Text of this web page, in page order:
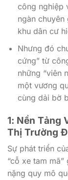
công nghiệp
ngàn
khu dân cư
Nhưng đó
cứng” từ
những “viên
một vương
cùng dải bờ
1: Nền Tảng
Thị Trường
Sự phát triển
“cỗ xe tam
nặng quy mô